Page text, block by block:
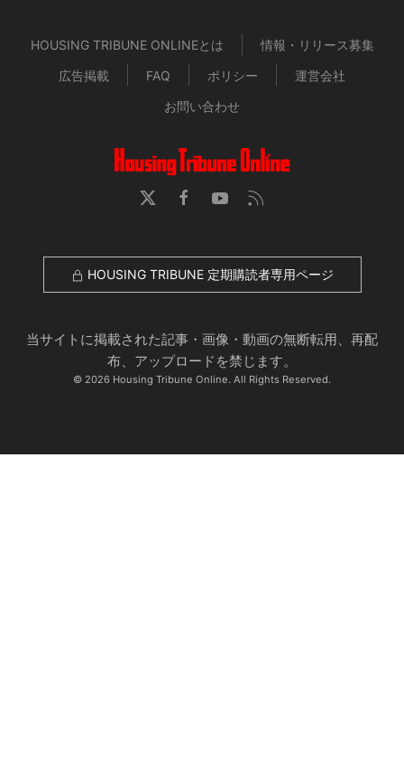
HOUSING TRIBUNE ONLINEとは
情報・リリース募集
広告掲載
FAQ ポリシー
運営会社
お問い合わせ
HOUSING TRIBUNE 定期購読者専用ページ
当サイトに掲載された記事・画像・動画の無断転用、再配
布、アップロードを禁じます。
© 2026 Housing Tribune Online. All Rights Reserved.